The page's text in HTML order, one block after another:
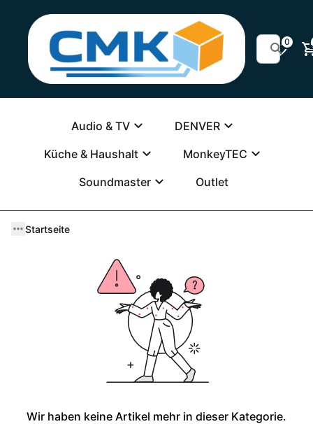
0
Audio & TV
DENVER
Küche & Haushalt
MonkeyTEC
Soundmaster
Outlet
Startseite
Wir haben keine Artikel mehr in dieser Kategorie.